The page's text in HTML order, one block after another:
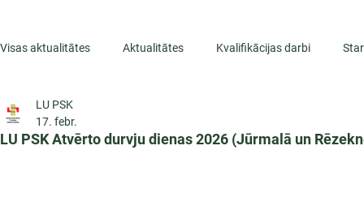
Visas aktualitātes Aktualitātes Kvalifikācijas darbi
ESF projekti
LU PSK Atvērto durvju dienas 2026 (Jūrmalā un
LU PSK
17. febr.